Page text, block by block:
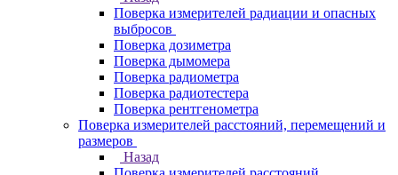
Поверка измерителей радиации и опасных
выбросов
Поверка дозиметра
Поверка дымомера
Поверка радиометра
Поверка радиотестера
Поверка рентгенометра
Поверка измерителей расстояний, перемещений и
размеров
Назад